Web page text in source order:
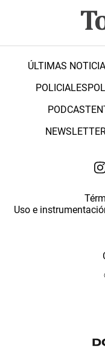
ÚLTIMAS
POLICIALES
PODCAST
NEWSLETTER
Uso e